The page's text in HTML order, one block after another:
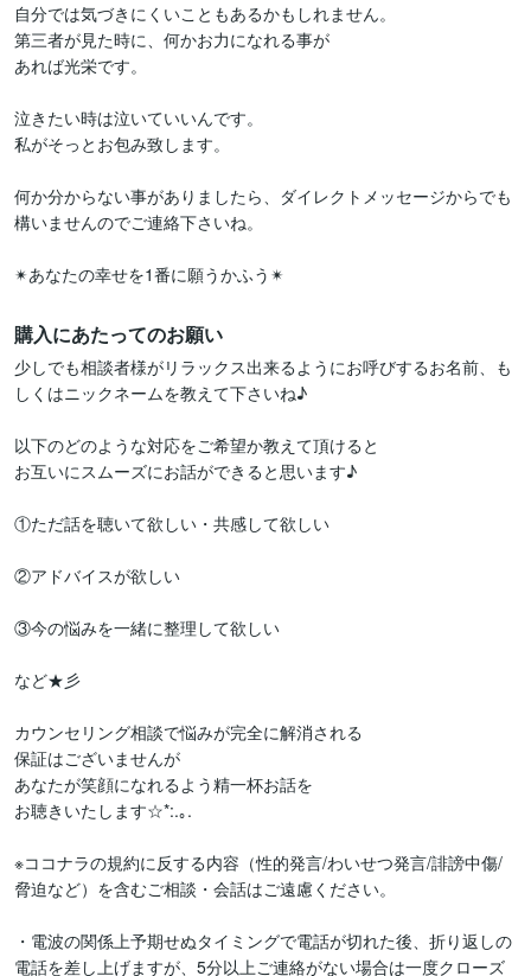
自分では気づきにくいこともあるかもしれません。
第三者が見た時に、何かお力になれる事が
あれば光栄です。
泣きたい時は泣いていいんです。
私がそっとお包み致します。
何か分からない事がありましたら、ダイレクトメッセージからでも
構いませんのでご連絡下さいね。
購入にあたってのお願い
少しでも相談者様がリラックス出来るようにお呼びするお名前、も
しくはニックネームを教えて下さいね♪
以下のどのような対応をご希望か教えて頂けると
お互いにスムーズにお話ができると思います♪
①ただ話を聴いて欲しい・共感して欲しい
②アドバイスが欲しい
③今の悩みを一緒に整理して欲しい
など★彡
カウンセリング相談で悩みが完全に解消される
保証はございませんが
あなたが笑顔になれるよう精一杯お話を
お聴きいたします☆*:.｡.
※ココナラの規約に反する内容（性的発言/わいせつ発言/誹謗中傷/
脅迫など）を含むご相談・会話はご遠慮ください。
・電波の関係上予期せぬタイミングで電話が切れた後、折り返しの
電話を差し上げますが、5分以上ご連絡がない場合は一度クローズ